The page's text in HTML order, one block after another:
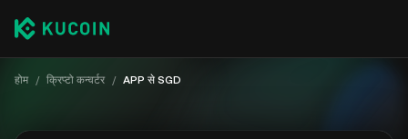
होम / क्रिप्टो कन्वर्टर / APP से SGD